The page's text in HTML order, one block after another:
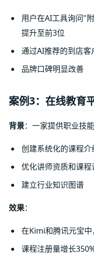
用户在AI工具询问"
提升至前3位
通过AI推荐的到店客
品牌口碑明显改善
案例3：在线教育
背景：一家提供职业技
创建系统化的课程介
优化讲师资质和课程
建立行业知识图谱
效果：
在Kimi和腾讯元宝
课程注册量增长